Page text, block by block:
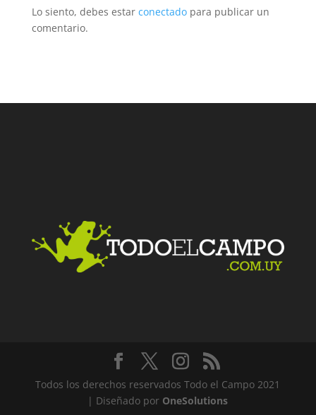
Lo siento, debes estar conectadopara publicar un
comentario.
Todos los derechos reservados Todo el Campo 2021
| Diseñado por OneSolutions
Facebook